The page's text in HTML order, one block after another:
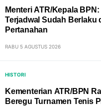
Menteri ATR/Kepala
Terjadwal Sudah Berlaku
Pertanahan
RABU 5 AGUSTUS 2026
HISTORI
Kementerian ATR/BPN
Beregu Turnamen Tenis